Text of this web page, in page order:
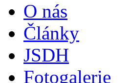
O nás
Články
JSDH
Fotogalerie